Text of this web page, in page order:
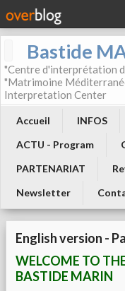
Bastide
"Centre d'interprétation
"Matrimoine
Interpretation Center
Accueil INFOS
ACTU - Program
PARTENARIAT
Newsletter
English version -
WELCOME TO
BASTIDE MARIN